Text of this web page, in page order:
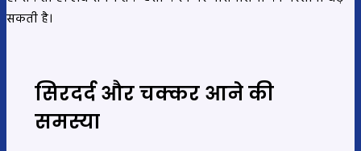
सकती है।
सिरदर्द और चक्कर आने की
समस्या